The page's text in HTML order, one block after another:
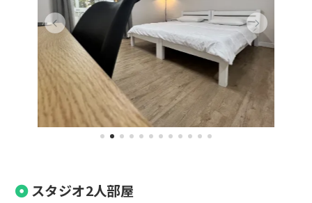
スタジオ2人部屋